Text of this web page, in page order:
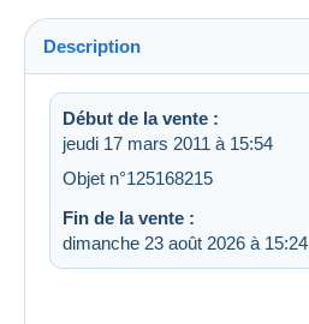
Description
Début de la vente :
jeudi 17 mars 2011 à 15:54
Objet n°125168215
Fin de la vente :
dimanche 23 août 2026 à 15:24